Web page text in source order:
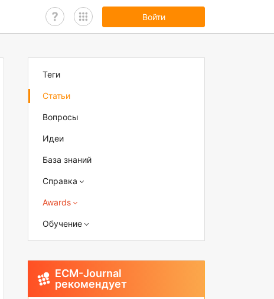
Войти
Теги
Статьи
Вопросы
Идеи
База знаний
Справка
Awards
Обучение
ECM-Journal
рекомендует